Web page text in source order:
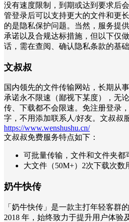
没有速度限制，到期或达到要求后
管登录后可以支持更大的文件和更
的是隐私保护问题。当然，服务提
承诺以及合规达标措施，但以下仅
话，需在查阅、确认隐私条款的基
文叔叔
国内领先的文件传输网站，长期从
承诺永不限速（鄙视下某度），无
传、下载都不会限速。免注册登录
字，不用添加联系人/好友。文叔叔
https://www.wenshushu.cn/
文叔叔免费服务特点如下：
可批量传输，文件和文件夹都
大文件（50M+）2次下载次数
奶牛快传
「奶⽜快传」是一款主打年轻客群
2018 年，始终致⼒于提升⽤户体验